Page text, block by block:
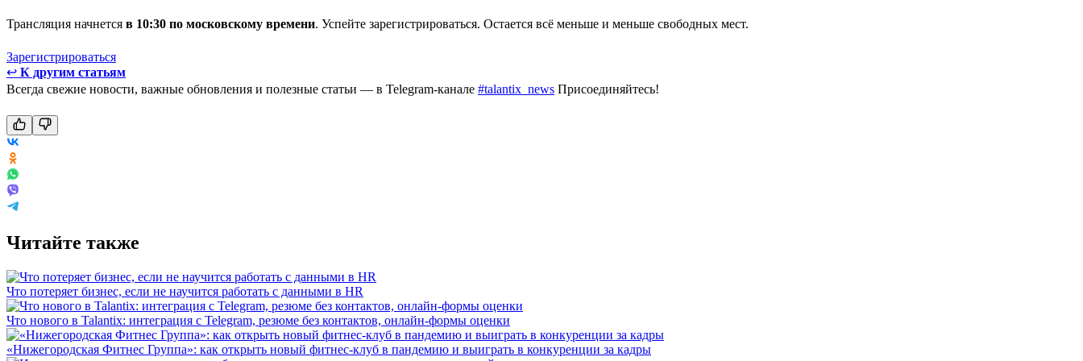
Трансляция начнется в 10:30 по московскому времени. Успейте зарегистрироваться. Остается всё меньше и меньше свободных мест.
Зарегистрироваться
↩ К другим статьям
Всегда свежие новости, важные обновления и полезные статьи — в Telegram-канале #talantix_news Присоединяйтесь!
Читайте также
Что потеряет бизнес, если не научится работать с данными в HR
Что нового в Talantix: интеграция с Telegram, резюме без контактов, онлайн-формы оценки
«Нижегородская Фитнес Группа»: как открыть новый фитнес-клуб в пандемию и выиграть в конкуренции за кадры